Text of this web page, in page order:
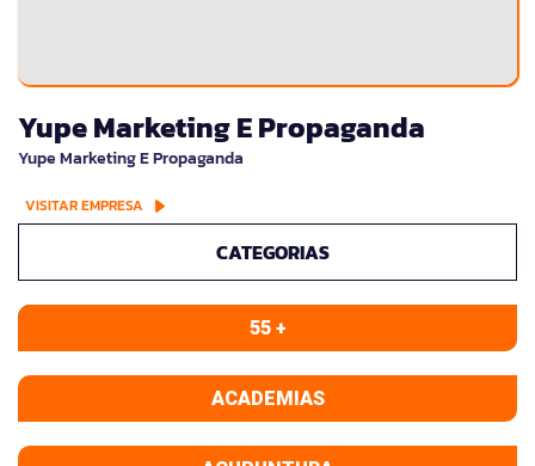
Yupe Marketing E Propaganda
Yupe Marketing E Propaganda
VISITAR EMPRESA
CATEGORIAS
55 +
ACADEMIAS